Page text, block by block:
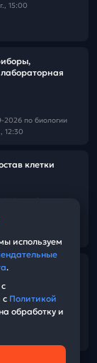
15:00
2026 по биологии
12:30
клетки
бактерии,
по биологии
используем
.
с Политикой
обработку и